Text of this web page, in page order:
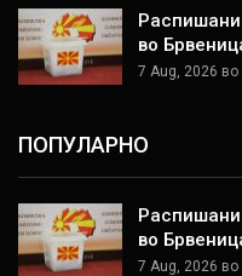
во
7 Aug, 2026 во
ПОПУЛАРНО
во
7 Aug, 2026 во